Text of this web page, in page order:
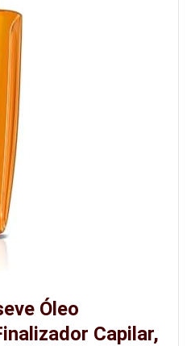
Óleo
Capilar,